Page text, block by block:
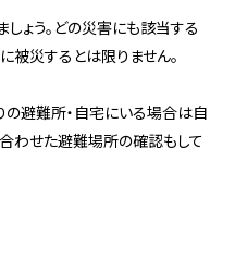
ょう。どの災害にも該当する
被災するとは限りません。
避難所・自宅にいる場合は自
わせた避難場所の確認もして